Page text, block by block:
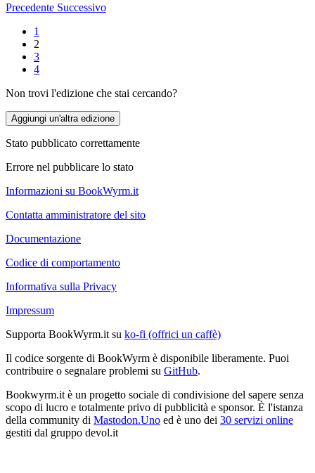
Precedente Successivo
1
2
3
4
Non trovi l'edizione che stai cercando?
Aggiungi un'altra edizione
Stato pubblicato correttamente
Errore nel pubblicare lo stato
Informazioni su BookWyrm.it
Contatta amministratore del sito
Documentazione
Codice di comportamento
Informativa sulla Privacy
Impressum
Supporta BookWyrm.it su ko-fi (offrici un caffè)
Il codice sorgente di BookWyrm è disponibile liberamente. Puoi
contribuire o segnalare problemi su GitHub.
Bookwyrm.it è un progetto sociale di condivisione del sapere senza
scopo di lucro e totalmente privo di pubblicità e sponsor. È l'istanza
della community di Mastodon.Uno ed è uno dei 30 servizi online
gestiti dal gruppo devol.it